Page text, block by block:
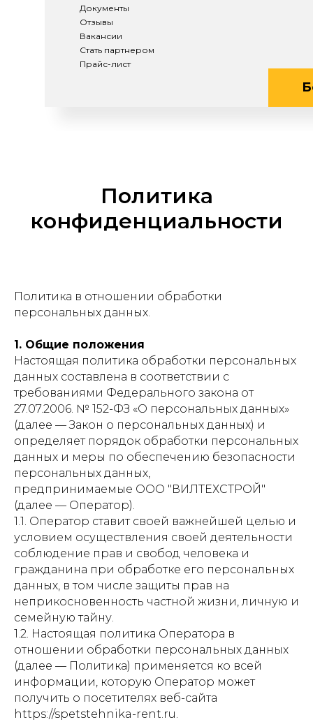
Документы
Отзывы
Вакансии
Стать партнером
Прайс-лист
Политика
конфиденциальности
Политика в отношении обработки
персональных данных.
1. Общие положения
Настоящая политика обработки персональных
данных составлена в соответствии с
требованиями Федерального закона от
27.07.2006. № 152-ФЗ «О персональных данных»
(далее — Закон о персональных данных) и
определяет порядок обработки персональных
данных и меры по обеспечению безопасности
персональных данных,
предпринимаемые ООО "ВИЛТЕХСТРОЙ"
(далее — Оператор).
1.1. Оператор ставит своей важнейшей целью и
условием осуществления своей деятельности
соблюдение прав и свобод человека и
гражданина при обработке его персональных
данных, в том числе защиты прав на
неприкосновенность частной жизни, личную и
семейную тайну.
1.2. Настоящая политика Оператора в
отношении обработки персональных данных
(далее — Политика) применяется ко всей
информации, которую Оператор может
получить о посетителях веб-сайта
https://spetstehnika-rent.ru.